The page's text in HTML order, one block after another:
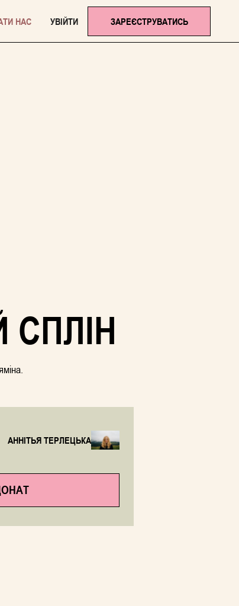
НАС УВІЙТИ ЗАРЕЄСТРУВАТИСЬ
СПЛІН
АННІТЬЯ ТЕРЛЕЦЬКА